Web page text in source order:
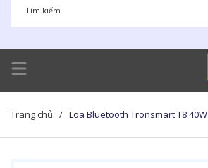
Trang chủ / Loa Bluetooth Tronsmart T8 40W